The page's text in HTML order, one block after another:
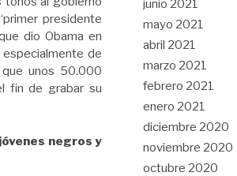
presidente
dio Obama en
especialmente de
que unos 50.000
fin de grabar su
negros y
junio 2021
mayo 2021
abril 2021
marzo 2021
febrero 2021
enero 2021
diciembre 2020
noviembre 2020
octubre 2020